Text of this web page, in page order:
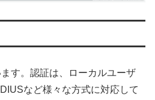
す。認証は、ローカルユーザ
など様々な方式に対応して